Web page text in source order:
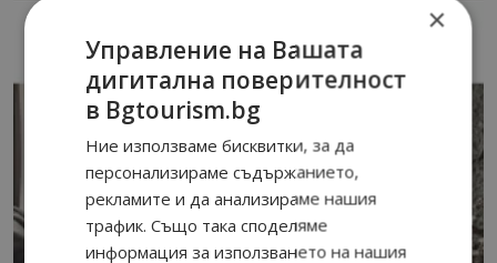
×
Управление на Вашата
дигитална поверителност
в Bgtourism.bg
Ние използваме бисквитки, за да
персонализираме съдържанието,
рекламите и да анализираме нашия
трафик. Също така споделяме
информация за използването на нашия